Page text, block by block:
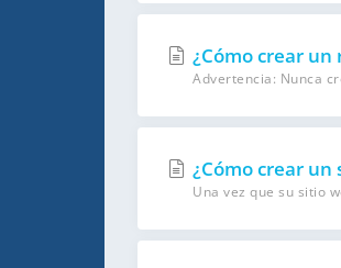
¿Cómo crear
Advertencia: Nunca
¿Cómo crear un
Una vez que su sitio